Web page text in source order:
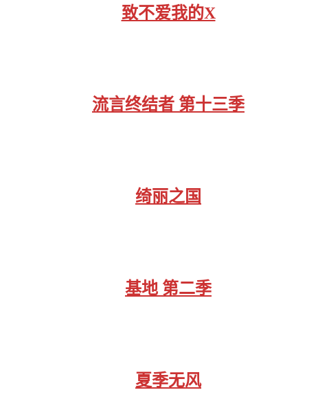
致不爱我的X
流言终结者 第十三季
绮丽之国
基地 第二季
夏季无风